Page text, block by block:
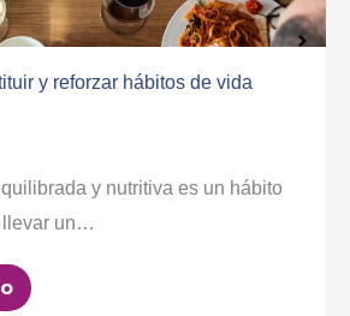
y reforzar hábitos de vida
y nutritiva es un hábito
llevar un…